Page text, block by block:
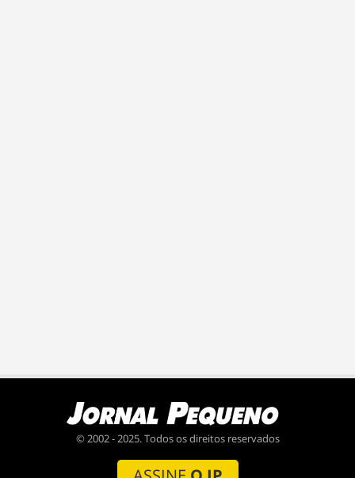
© 2002 - 2025. Todos os direitos reservados